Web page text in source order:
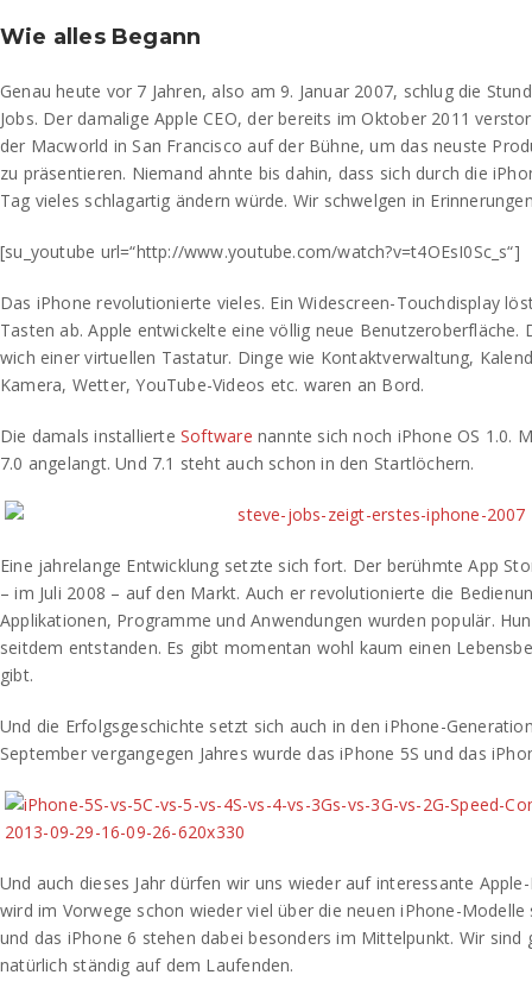
Wie alles Begann
Genau heute vor 7 Jahren, also am 9. Januar 2007, schlug die
Jobs. Der damalige Apple CEO, der bereits im Oktober 2011
der Macworld in San Francisco auf der Bühne, um das neuste
zu präsentieren. Niemand ahnte bis dahin, dass sich durch die
Tag vieles schlagartig ändern würde. Wir schwelgen in
[su_youtube url=“http://www.youtube.com/watch?v=t4OEsI0Sc_s“]
Das iPhone revolutionierte vieles. Ein Widescreen-Touchdisplay
Tasten ab. Apple entwickelte eine völlig neue Benutzeroberfläche.
wich einer virtuellen Tastatur. Dinge wie Kontaktverwaltung,
Kamera, Wetter, YouTube-Videos etc. waren an Bord.
Die damals installierteSoftware nannte sich noch iPhone OS 1.0.
7.0 angelangt. Und 7.1 steht auch schon in den Startlöchern.
Eine jahrelange Entwicklung setzte sich fort. Der berühmte App
– im Juli 2008 – auf den Markt. Auch er revolutionierte die
Applikationen, Programme und Anwendungen wurden populär.
seitdem entstanden. Es gibt momentan wohl kaum einen
gibt.
Und die Erfolgsgeschichte setzt sich auch in den iPhone-
September vergangegen Jahres wurde das iPhone 5S und das
Und auch dieses Jahr dürfen wir uns wieder auf interessante
wird im Vorwege schon wieder viel über die neuen iPhone-
und das iPhone 6 stehen dabei besonders im Mittelpunkt. Wir sind
natürlich ständig auf dem Laufenden.